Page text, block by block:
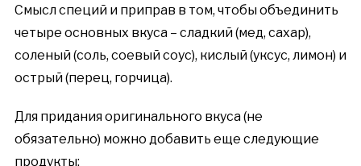
Смысл специй и приправ в том, чтобы объединить
четыре основных вкуса – сладкий (мед, сахар),
соленый (соль, соевый соус), кислый (уксус, лимон) и
острый (перец, горчица).
Для придания оригинального вкуса (не
обязательно) можно добавить еще следующие
продукты: